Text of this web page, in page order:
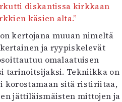
diskantissa kirkkaan
käsien alta.”
kertojana muuan nimeltä
ja ryypiskelevät
omalaatuisen
tarinoitsijaksi. Tekniikka on
korostamaan sitä ristiriitaa,
jättiläismäisten mittojen ja